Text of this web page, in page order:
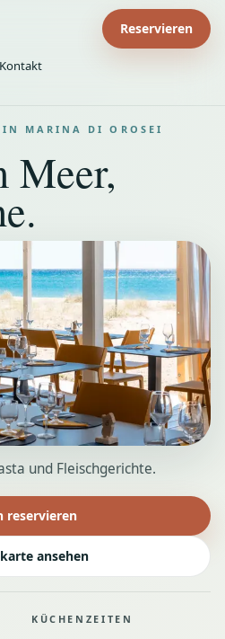
Reservieren
Kontakt
IN MARINA DI OROSEI
Meer,
und Fleischgerichte.
reservieren
ansehen
KÜCHENZEITEN